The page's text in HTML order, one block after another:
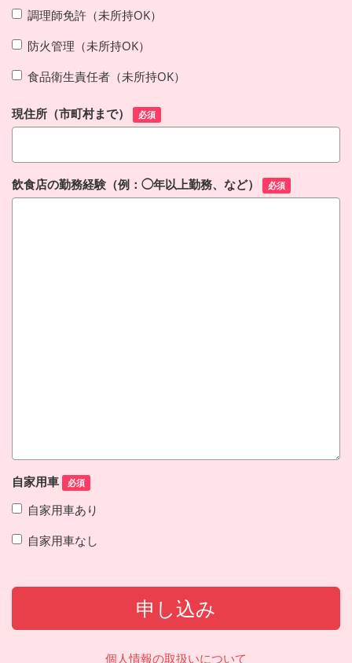
調理師免許（未所持OK）
防火管理（未所持OK）
食品衛生責任者（未所持OK）
現住所（市町村まで） 必須
飲食店の勤務経験（例：◯年以上勤務、など） 必須
自家用車 必須
自家用車あり
自家用車なし
申し込み
個人情報の取扱いについて